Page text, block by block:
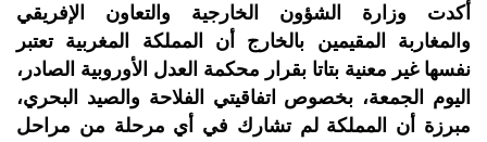
أكدت وزارة الشؤون الخارجية والتعاون الإفريقي
والمغاربة المقيمين بالخارج أن المملكة المغربية ‏تعتبر
نفسها غير معنية بتاتا بقرار محكمة العدل الأوروبية الصادر،
اليوم الجمعة، بخصوص اتفاقيتي الفلاحة والصيد البحري،
‏مبرزة أن المملكة لم تشارك في أي مرحلة من مراحل